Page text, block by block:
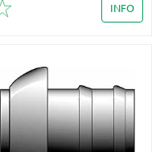
Lägg till i favoriter
INFO